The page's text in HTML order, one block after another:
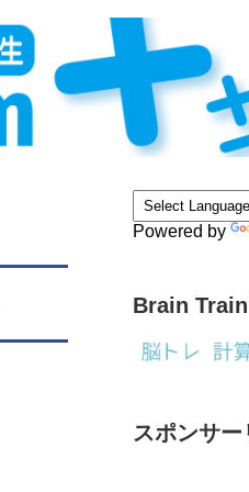
Powered by
Brain
スポンサー